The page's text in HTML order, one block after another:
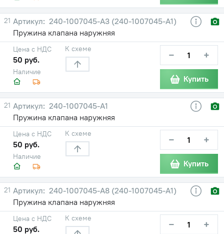
21
240-1007045-А3 (240-1007045-А1)
Пружина клапана наружняя
Наличие
Цена с НДС
50 руб.
К схеме − +
Купить
21
240-1007045-А1
Пружина клапана наружняя
Наличие
Цена с НДС
50 руб.
К схеме − +
Купить
21
240-1007045-А8 (240-1007045-А1)
Пружина клапана наружняя
Цена с НДС
50 руб.
К схеме − +